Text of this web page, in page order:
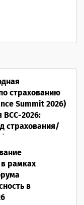
страхованию
Summit 2026)
2026:
страхования/
рамках
в